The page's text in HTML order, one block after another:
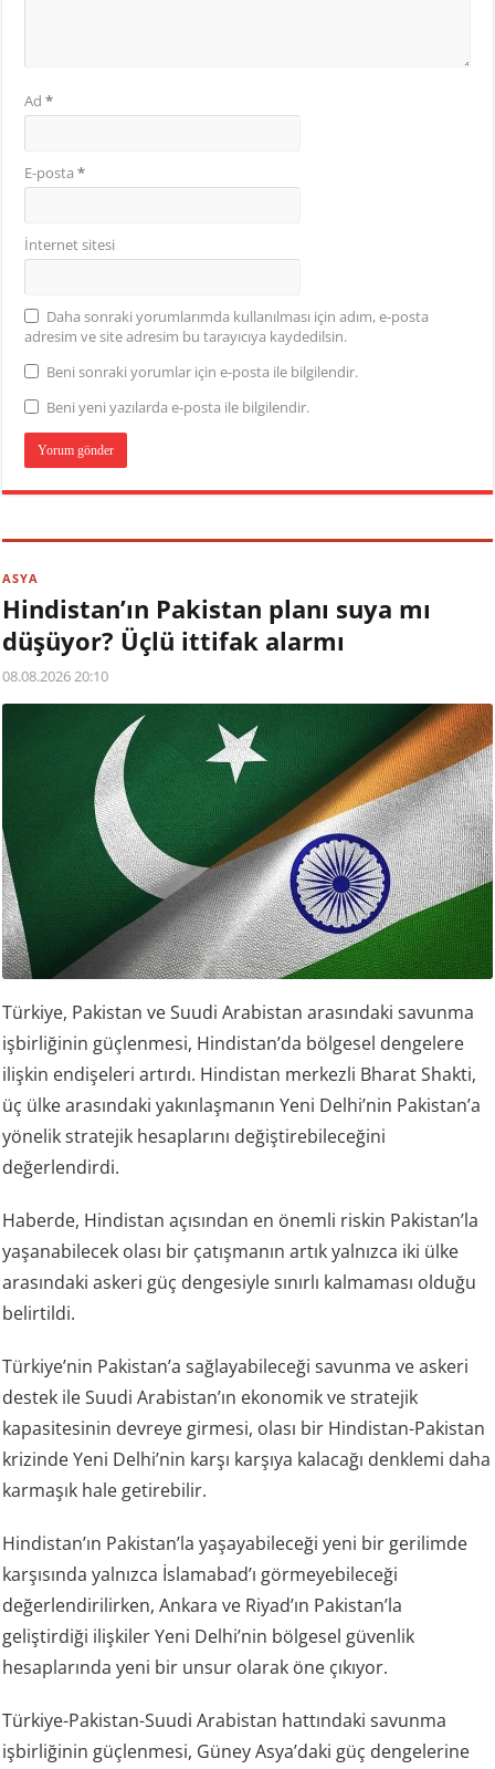
Ad*
E-posta*
İnternet sitesi
Daha sonraki yorumlarımda kullanılması için adım, e-posta
adresim ve site adresim bu tarayıcıya kaydedilsin.
Beni sonraki yorumlar için e-posta ile bilgilendir.
Beni yeni yazılarda e-posta ile bilgilendir.
ASYA
Hindistan’ın Pakistan planı suya mı
düşüyor? Üçlü ittifak alarmı
08.08.2026 20:10
Türkiye, Pakistan ve Suudi Arabistan arasındaki savunma
işbirliğinin güçlenmesi, Hindistan’da bölgesel dengelere
ilişkin endişeleri artırdı. Hindistan merkezli Bharat Shakti,
üç ülke arasındaki yakınlaşmanın Yeni Delhi’nin Pakistan’a
yönelik stratejik hesaplarını değiştirebileceğini
değerlendirdi.
Haberde, Hindistan açısından en önemli riskin Pakistan’la
yaşanabilecek olası bir çatışmanın artık yalnızca iki ülke
arasındaki askeri güç dengesiyle sınırlı kalmaması olduğu
belirtildi.
Türkiye’nin Pakistan’a sağlayabileceği savunma ve askeri
destek ile Suudi Arabistan’ın ekonomik ve stratejik
kapasitesinin devreye girmesi, olası bir Hindistan-Pakistan
krizinde Yeni Delhi’nin karşı karşıya kalacağı denklemi daha
karmaşık hale getirebilir.
Hindistan’ın Pakistan’la yaşayabileceği yeni bir gerilimde
karşısında yalnızca İslamabad’ı görmeyebileceği
değerlendirilirken, Ankara ve Riyad’ın Pakistan’la
geliştirdiği ilişkiler Yeni Delhi’nin bölgesel güvenlik
hesaplarında yeni bir unsur olarak öne çıkıyor.
Türkiye-Pakistan-Suudi Arabistan hattındaki savunma
işbirliğinin güçlenmesi, Güney Asya’daki güç dengelerine